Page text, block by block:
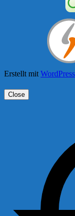
Erstellt mit WordPress
Close